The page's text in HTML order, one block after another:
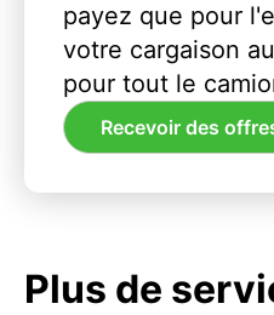
payez que pour
votre cargaison
pour tout le
Recevoir des
Plus de